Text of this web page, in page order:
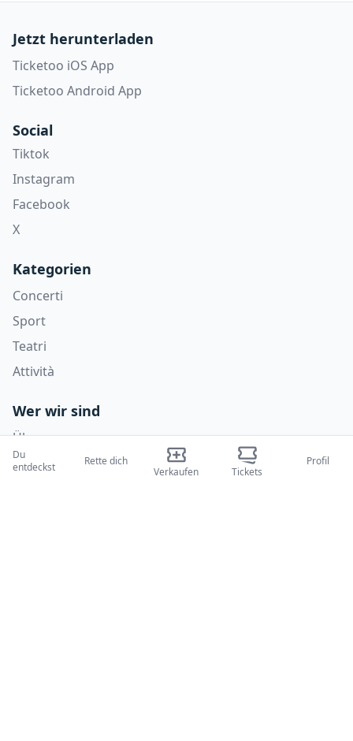
Jetzt herunterladen
Ticketoo iOS App
Ticketoo Android App
Social
Tiktok
Instagram
Facebook
X
Kategorien
Concerti
Sport
Teatri
Attività
Wer wir sind
Über uns
Blogs
Du
entdeckst
Rette dich
Verkaufen
Tickets
Profil